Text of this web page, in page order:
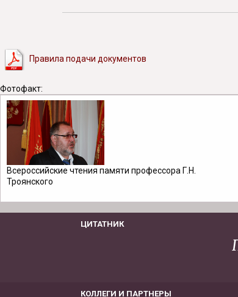
Правила подачи документов
Фотофакт:
Всероссийские чтения памяти профессора Г.Н.
Троянского
ЦИТАТНИК
КОЛЛЕГИ И ПАРТНЕРЫ